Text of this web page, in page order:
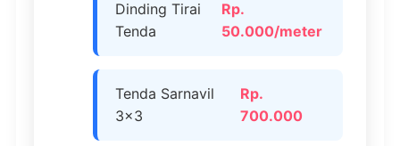
Dinding Tirai
Tenda
Rp.
50.000/meter
Tenda Sarnavil
3×3
Rp.
700.000